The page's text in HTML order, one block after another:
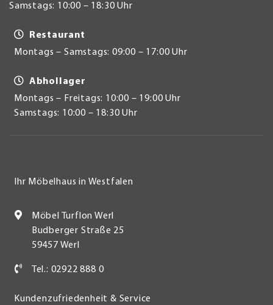
Samstags: 10:00 – 18:30 Uhr
Restaurant
Montags – Samstags: 09:00 – 17:00 Uhr
Abhollager
Montags – Freitags: 10:00 – 19:00 Uhr
Samstags: 10:00 – 18:30 Uhr
Ihr Möbelhaus in Westfalen
Möbel Turflon Werl
Budberger Straße 25
59457 Werl
Tel.: 02922 888 0
Kundenzufriedenheit & Service